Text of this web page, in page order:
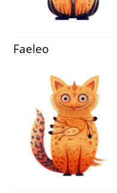
Faeleo